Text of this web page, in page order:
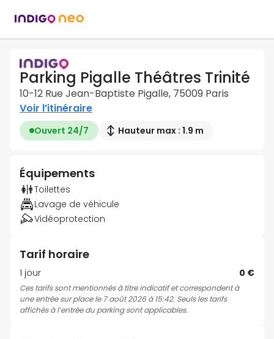
Parking Pigalle Théâtres Trinité
10-12 Rue Jean-Baptiste Pigalle, 75009 Paris
Voir l’itinéraire
Ouvert 24/7 Hauteur max : 1.9 m
Équipements
Toilettes
Lavage de véhicule
Vidéoprotection
Tarif horaire
1 jour 0 €
Ces tarifs sont mentionnés à titre indicatif et correspondent à
une entrée sur place le 7 août 2026 à 15:42. Seuls les tarifs
affichés à l’entrée du parking sont applicables.